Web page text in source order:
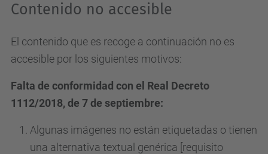
Contenido no accesible
El contenido que es recoge a continuación no es
accesible por los siguientes motivos:
Falta de conformidad con el Real Decreto
1112/2018, de 7 de septiembre:
Algunas imágenes no están etiquetadas o tienen
una alternativa textual genérica [requisito